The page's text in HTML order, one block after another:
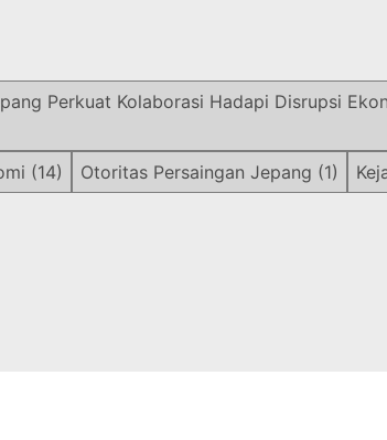
Perkuat Kolaborasi Hadapi Disrupsi
(14) Otoritas Persaingan Jepang (1)